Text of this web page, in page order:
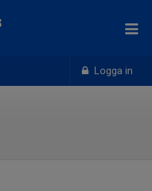
Logga in